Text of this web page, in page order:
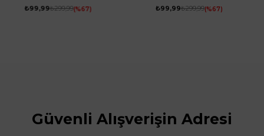
₺99,99₺299,99 %67 ₺99,99₺299,99 %67
Güvenli Alışverişin Adresi